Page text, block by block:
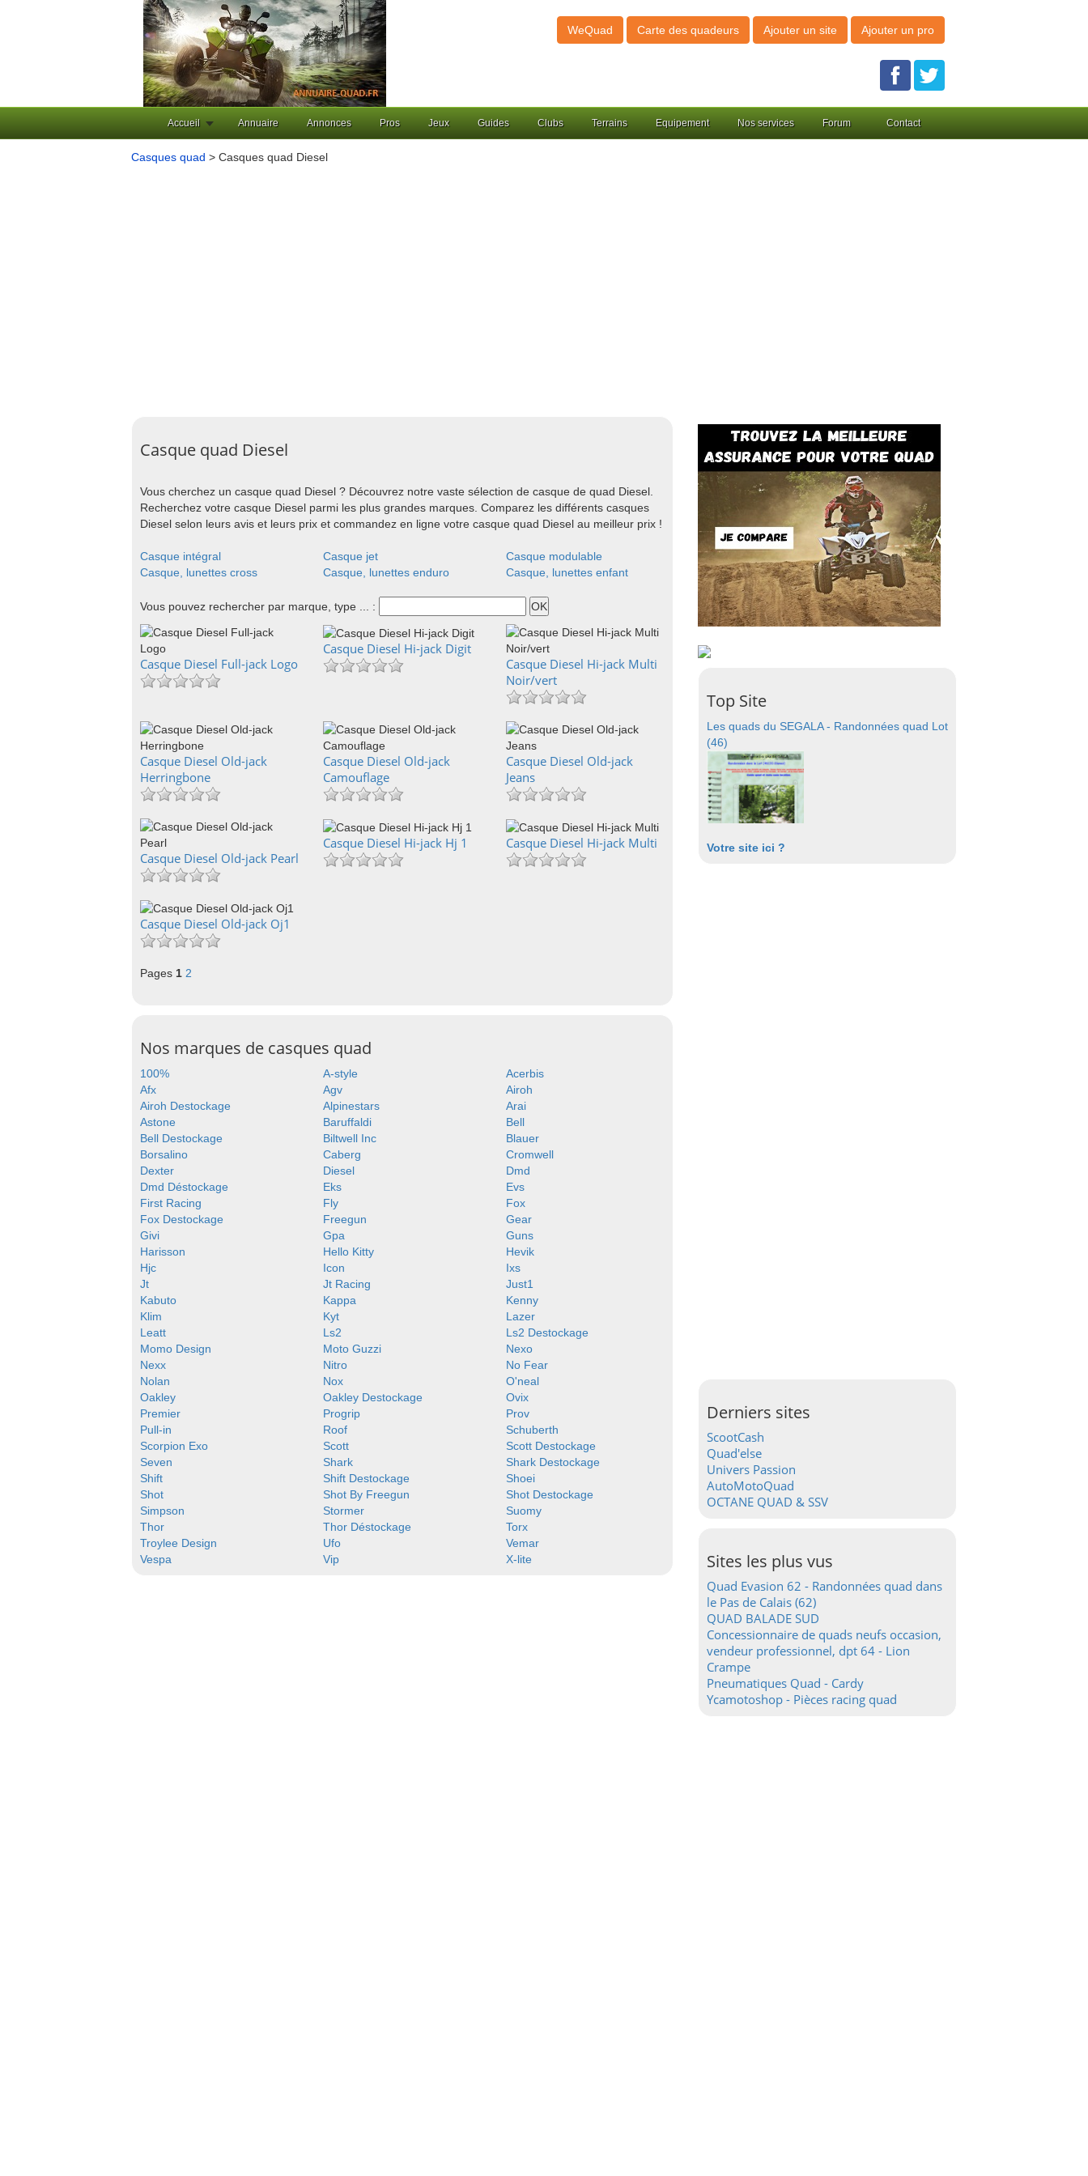
WeQuad Carte des quadeurs Ajouter un site Ajouter un pro
Accueil Annuaire Annonces Pros Jeux Guides Clubs Terrains Equipement Nos services Forum Contact
Casques quad > Casques quad Diesel
Casque quad Diesel
Vous cherchez un casque quad Diesel ? Découvrez notre vaste sélection de casque de quad Diesel.
Recherchez votre casque Diesel parmi les plus grandes marques. Comparez les différents casques
Diesel selon leurs avis et leurs prix et commandez en ligne votre casque quad Diesel au meilleur prix !
Casque intégral Casque jet
Casque modulable
Casque, lunettes cross
Casque, lunettes enduro Casque, lunettes enfant
Vous pouvez rechercher par marque, type ... :
Casque Diesel Full-jack Logo
Casque Diesel Hi-jack Digit
Casque Diesel Hi-jack Multi
Noir/vert
Casque Diesel Old-jack
Herringbone
Casque Diesel Old-jack
Camouflage
Casque Diesel Old-jack
Jeans
Casque Diesel Old-jack Pearl
Casque Diesel Hi-jack Hj 1 Casque Diesel Hi-jack Multi
Casque Diesel Old-jack Oj1
Pages 1 2
Nos marques de casques quad
100% A-style
Acerbis
Afx
Agv
Airoh
Airoh Destockage
Alpinestars
Arai
Astone
Baruffaldi
Bell
Bell Destockage
Biltwell Inc
Blauer
Borsalino
Caberg
Cromwell
Dexter
Diesel
Dmd
Dmd Déstockage
Eks
Evs
First Racing
Fly
Fox
Fox Destockage
Freegun
Gear
Givi
Gpa
Guns
Harisson
Hello Kitty
Hevik
Hjc
Icon
Ixs
Jt
Jt Racing
Just1
Kabuto
Kappa
Kenny
Klim
Kyt
Lazer
Leatt
Ls2
Ls2 Destockage
Momo Design
Moto Guzzi
Nexo
Nexx
Nitro
No Fear
Nolan
Nox
O'neal
Oakley
Oakley Destockage
Ovix
Premier
Progrip
Prov
Pull-in
Roof
Schuberth
Scorpion Exo
Scott
Scott Destockage
Seven
Shark
Shark Destockage
Shift
Shift Destockage
Shoei
Shot
Shot By Freegun
Shot Destockage
Simpson
Stormer
Suomy
Thor
Thor Déstockage
Torx
Troylee Design
Ufo
Vemar
Vespa
Vip X-lite
Top Site
Les quads du SEGALA - Randonnées quad Lot
(46)
Votre site ici ?
Derniers sites
ScootCash
Quad'else
Univers Passion
AutoMotoQuad
OCTANE QUAD & SSV
Sites les plus vus
Quad Evasion 62 - Randonnées quad dans
le Pas de Calais (62)
QUAD BALADE SUD
Concessionnaire de quads neufs occasion,
vendeur professionnel, dpt 64 - Lion
Crampe
Pneumatiques Quad - Cardy
Ycamotoshop - Pièces racing quad